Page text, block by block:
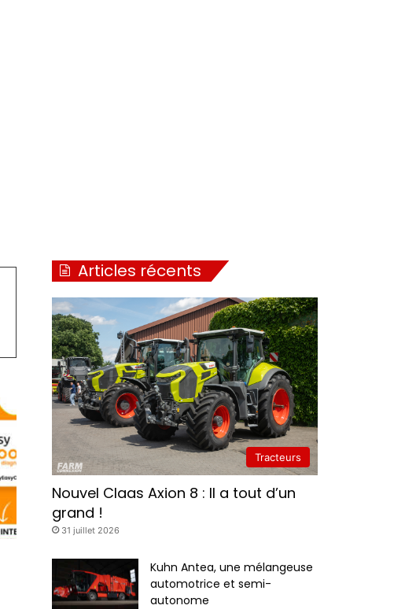
Articles récents
Tracteurs
Nouvel Claas Axion 8 : Il a tout d’un
grand !
31 juillet 2026
Kuhn Antea, une mélangeuse
automotrice et semi-
autonome